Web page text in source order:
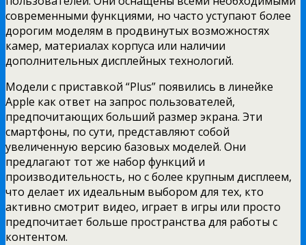
современными функциями, но часто уступают более
дорогим моделям в продвинутых возможностях
камер, материалах корпуса или наличии
дополнительных дисплейных технологий.
Модели с приставкой “Plus” появились в линейке
Apple как ответ на запрос пользователей,
предпочитающих больший размер экрана. Эти
смартфоны, по сути, представляют собой
увеличенную версию базовых моделей. Они
предлагают тот же набор функций и
производительность, но с более крупным дисплеем,
что делает их идеальным выбором для тех, кто
активно смотрит видео, играет в игры или просто
предпочитает больше пространства для работы с
контентом.